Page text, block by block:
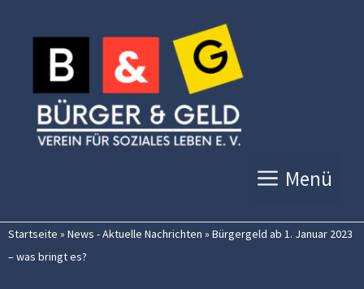
Inhalt
springen
Menü
Startseite » News - Aktuelle Nachrichten » Bürgergeld ab 1. Januar 2023
– was bringt es?